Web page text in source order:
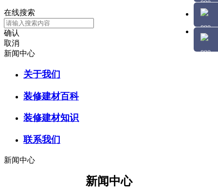
在线搜索
确认
取消
新闻中心
关于我们
装修建材百科
装修建材知识
联系我们
新闻中心
新闻中心